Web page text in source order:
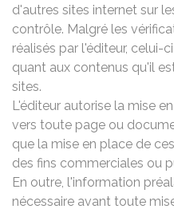
d'autres sites internet sur
contrôle. Malgré les
réalisés par l'éditeur,
quant aux contenus qu'il
sites.
L'éditeur autorise la mise
vers toute page ou
que la mise en place de
des fins commerciales ou
En outre, l'information
nécessaire avant toute